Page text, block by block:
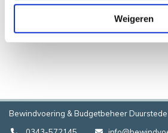
Weigeren
Bewindvoering & Budgetbeheer Duurstede